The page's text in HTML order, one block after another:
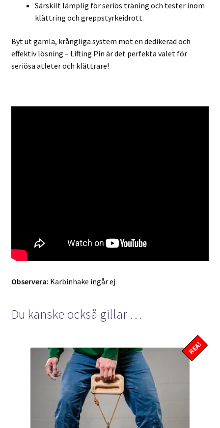
Särskilt lämplig för seriös träning och tester inom
klättring och greppstyrkeidrott.
Byt ut gamla, krångliga system mot en dedikerad och
effektiv lösning – Lifting Pin är det perfekta valet för
seriösa atleter och klättrare!
Observera: Karbinhake ingår ej.
Du kanske också gillar …
REA!